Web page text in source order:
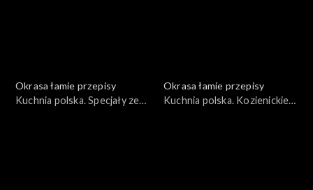
Okrasa łamie przepisy
Kuchnia polska. Specjały ze
Okrasa łamie przepisy
Kuchnia polska. Kozienickie